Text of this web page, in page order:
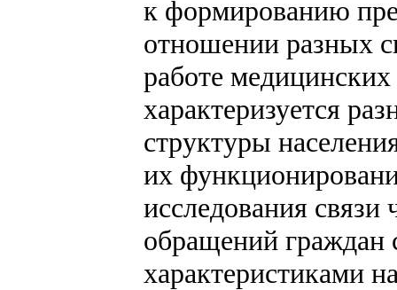
к формированию
отношении разных
работе
характеризуется
структуры
их
исследования
обращений граждан
характеристиками